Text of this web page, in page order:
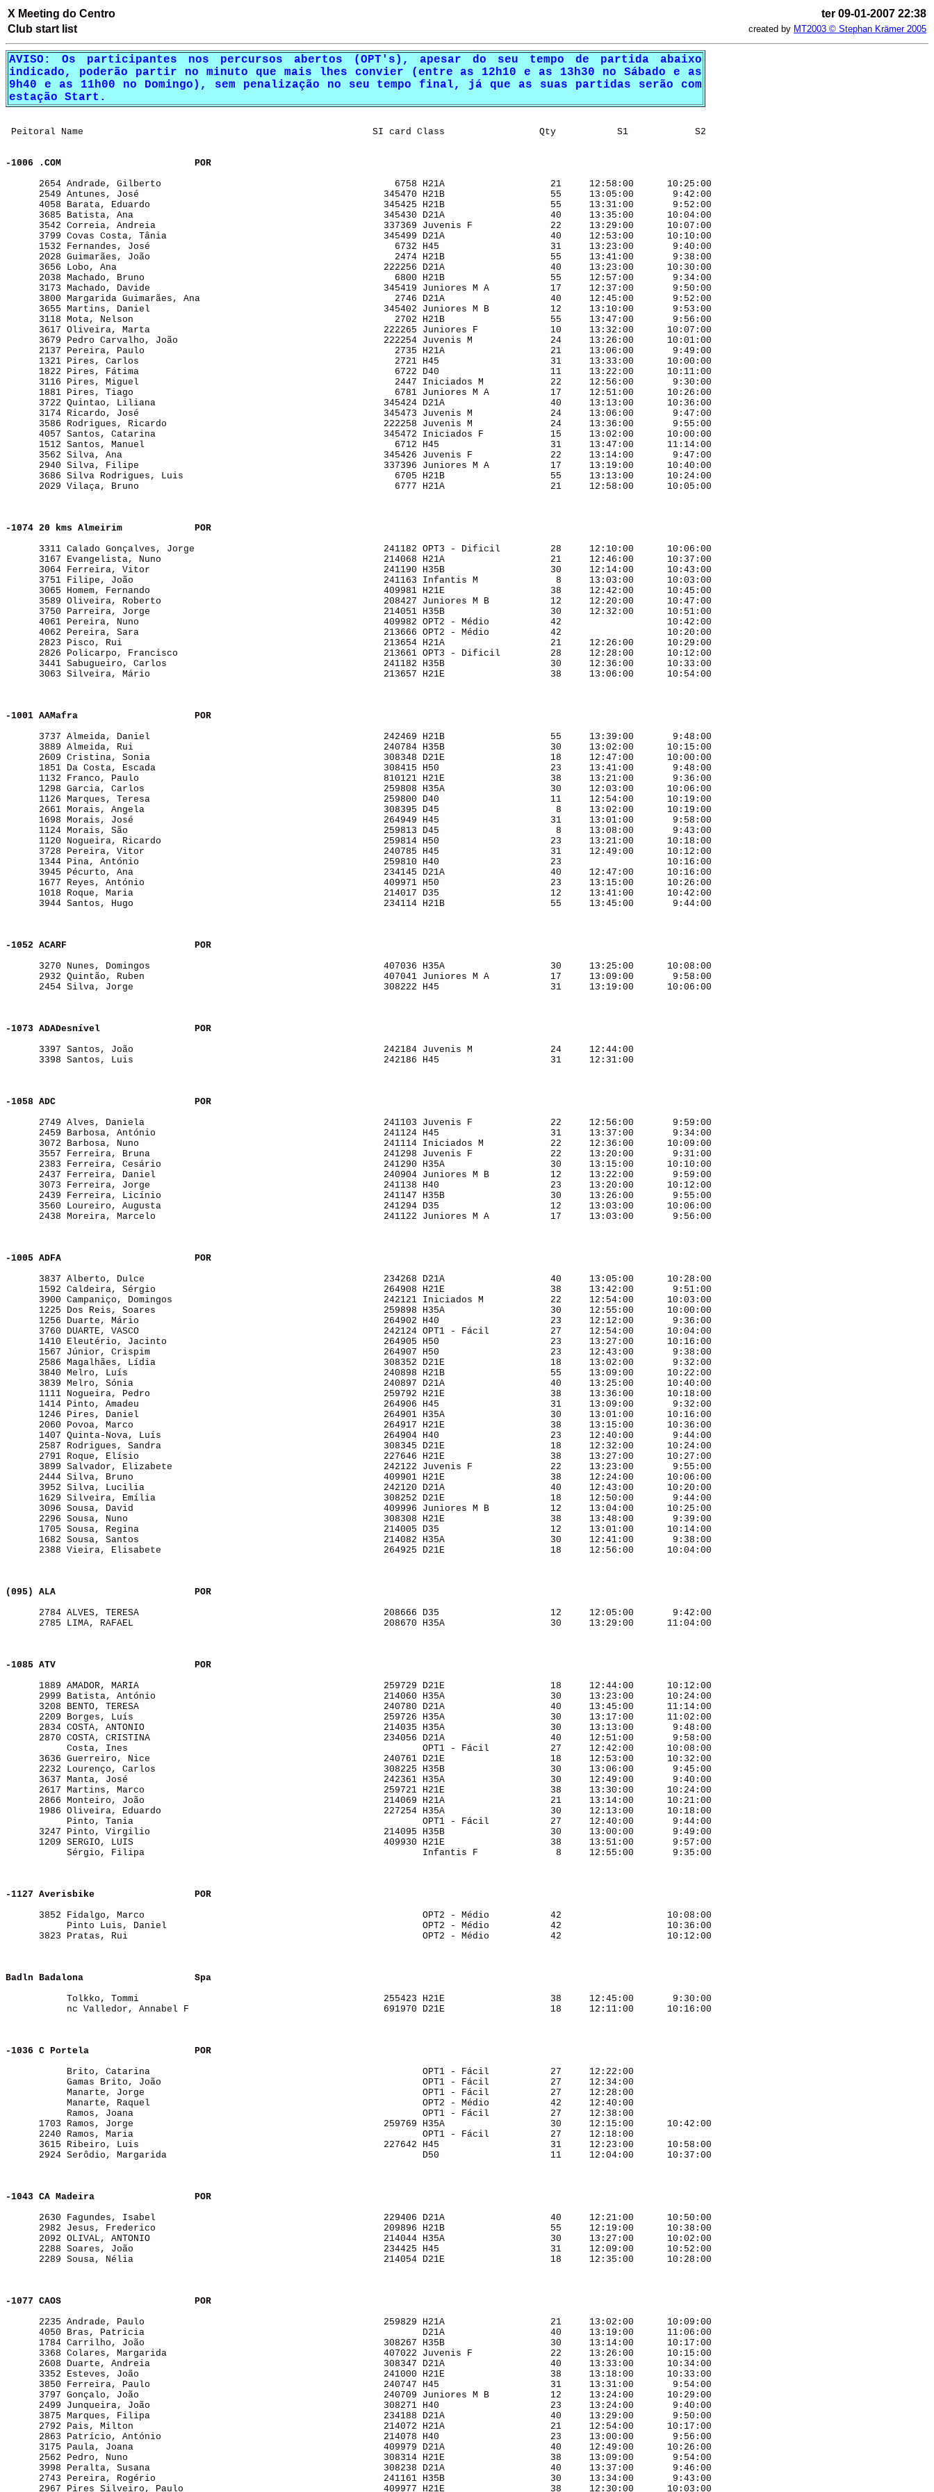
X Meeting do Centro
ter 09-01-2007 22:38
Club start list
created by MT2003 © Stephan Krämer 2005
AVISO: Os participantes nos percursos abertos (OPT's), apesar do seu tempo de partida abaixo
indicado, poderão partir no minuto que mais lhes convier (entre as 12h10 e as 13h30 no Sábado e as
9h40 e as 11h00 no Domingo), sem penalização no seu tempo final, já que as suas partidas serão com
estação Start.
Peitoral Name                                                    SI card Class                 Qty           S1            S2
-1006 .COM
POR
      2654 Andrade, Gilberto                                          6758 H21A                   21     12:58:00      10:25:00
      2549 Antunes, José                                            345470 H21B                   55     13:05:00       9:42:00
      4058 Barata, Eduardo                                          345425 H21B                   55     13:31:00       9:52:00
      3685 Batista, Ana                                             345430 D21A                   40     13:35:00      10:04:00
      3542 Correia, Andreia                                         337369 Juvenis F              22     13:29:00      10:07:00
      3799 Covas Costa, Tânia                                       345499 D21A                   40     12:53:00      10:10:00
      1532 Fernandes, José                                            6732 H45                    31     13:23:00       9:40:00
      2028 Guimarães, João                                            2474 H21B                   55     13:41:00       9:38:00
      3656 Lobo, Ana                                                222256 D21A                   40     13:23:00      10:30:00
      2038 Machado, Bruno                                             6800 H21B                   55     12:57:00       9:34:00
      3173 Machado, Davide                                          345419 Juniores M A           17     12:37:00       9:50:00
      3800 Margarida Guimarães, Ana                                   2746 D21A                   40     12:45:00       9:52:00
      3655 Martins, Daniel                                          345402 Juniores M B           12     13:10:00       9:53:00
      3118 Mota, Nelson                                               2702 H21B                   55     13:47:00       9:56:00
      3617 Oliveira, Marta                                          222265 Juniores F             10     13:32:00      10:07:00
      3679 Pedro Carvalho, João                                     222254 Juvenis M              24     13:26:00      10:01:00
      2137 Pereira, Paulo                                             2735 H21A                   21     13:06:00       9:49:00
      1321 Pires, Carlos                                              2721 H45                    31     13:33:00      10:00:00
      1822 Pires, Fátima                                              6722 D40                    11     13:22:00      10:11:00
      3116 Pires, Miguel                                              2447 Iniciados M            22     12:56:00       9:30:00
      1881 Pires, Tiago                                               6781 Juniores M A           17     12:51:00      10:26:00
      3722 Quintao, Liliana                                         345424 D21A                   40     13:13:00      10:36:00
      3174 Ricardo, José                                            345473 Juvenis M              24     13:06:00       9:47:00
      3586 Rodrigues, Ricardo                                       222258 Juvenis M              24     13:36:00       9:55:00
      4057 Santos, Catarina                                         345472 Iniciados F            15     13:02:00      10:00:00
      1512 Santos, Manuel                                             6712 H45                    31     13:47:00      11:14:00
      3562 Silva, Ana                                               345426 Juvenis F              22     13:14:00       9:47:00
      2940 Silva, Filipe                                            337396 Juniores M A           17     13:19:00      10:40:00
      3686 Silva Rodrigues, Luis                                      6705 H21B                   55     13:13:00      10:24:00
      2029 Vilaça, Bruno                                              6777 H21A                   21     12:58:00      10:05:00
-1074 20 kms Almeirim
POR
      3311 Calado Gonçalves, Jorge                                  241182 OPT3 - Dificil         28     12:10:00      10:06:00
      3167 Evangelista, Nuno                                        214068 H21A                   21     12:46:00      10:37:00
      3064 Ferreira, Vitor                                          241190 H35B                   30     12:14:00      10:43:00
      3751 Filipe, João                                             241163 Infantis M              8     13:03:00      10:03:00
      3065 Homem, Fernando                                          409981 H21E                   38     12:42:00      10:45:00
      3589 Oliveira, Roberto                                        208427 Juniores M B           12     12:20:00      10:47:00
      3750 Parreira, Jorge                                          214051 H35B                   30     12:32:00      10:51:00
      4061 Pereira, Nuno                                            409982 OPT2 - Médio           42                   10:42:00
      4062 Pereira, Sara                                            213666 OPT2 - Médio           42                   10:20:00
      2823 Pisco, Rui                                               213654 H21A                   21     12:26:00      10:29:00
      2826 Policarpo, Francisco                                     213661 OPT3 - Dificil         28     12:28:00      10:12:00
      3441 Sabugueiro, Carlos                                       241182 H35B                   30     12:36:00      10:33:00
      3063 Silveira, Mário                                          213657 H21E                   38     13:06:00      10:54:00
-1001 AAMafra
POR
      3737 Almeida, Daniel                                          242469 H21B                   55     13:39:00       9:48:00
      3889 Almeida, Rui                                             240784 H35B                   30     13:02:00      10:15:00
      2609 Cristina, Sonia                                          308348 D21E                   18     12:47:00      10:00:00
      1851 Da Costa, Escada                                         308415 H50                    23     13:41:00       9:48:00
      1132 Franco, Paulo                                            810121 H21E                   38     13:21:00       9:36:00
      1298 Garcia, Carlos                                           259808 H35A                   30     12:03:00      10:06:00
      1126 Marques, Teresa                                          259800 D40                    11     12:54:00      10:19:00
      2661 Morais, Angela                                           308395 D45                     8     13:02:00      10:19:00
      1698 Morais, José                                             264949 H45                    31     13:01:00       9:58:00
      1124 Morais, São                                              259813 D45                     8     13:08:00       9:43:00
      1120 Nogueira, Ricardo                                        259814 H50                    23     13:21:00      10:18:00
      3728 Pereira, Vitor                                           240785 H45                    31     12:49:00      10:12:00
      1344 Pina, António                                            259810 H40                    23                   10:16:00
      3945 Pécurto, Ana                                             234145 D21A                   40     12:47:00      10:16:00
      1677 Reyes, António                                           409971 H50                    23     13:15:00      10:26:00
      1018 Roque, Maria                                             214017 D35                    12     13:41:00      10:42:00
      3944 Santos, Hugo                                             234114 H21B                   55     13:45:00       9:44:00
-1052 ACARF
POR
      3270 Nunes, Domingos                                          407036 H35A                   30     13:25:00      10:08:00
      2932 Quintão, Ruben                                           407041 Juniores M A           17     13:09:00       9:58:00
      2454 Silva, Jorge                                             308222 H45                    31     13:19:00      10:06:00
-1073 ADADesnível
POR
      3397 Santos, João                                             242184 Juvenis M              24     12:44:00
      3398 Santos, Luis                                             242186 H45                    31     12:31:00
-1058 ADC
POR
      2749 Alves, Daniela                                           241103 Juvenis F              22     12:56:00       9:59:00
      2459 Barbosa, António                                         241124 H45                    31     13:37:00       9:34:00
      3072 Barbosa, Nuno                                            241114 Iniciados M            22     12:36:00      10:09:00
      3557 Ferreira, Bruna                                          241298 Juvenis F              22     13:20:00       9:31:00
      2383 Ferreira, Cesário                                        241290 H35A                   30     13:15:00      10:10:00
      2437 Ferreira, Daniel                                         240904 Juniores M B           12     13:22:00       9:59:00
      3073 Ferreira, Jorge                                          241138 H40                    23     13:20:00      10:12:00
      2439 Ferreira, Licínio                                        241147 H35B                   30     13:26:00       9:55:00
      3560 Loureiro, Augusta                                        241294 D35                    12     13:03:00      10:06:00
      2438 Moreira, Marcelo                                         241122 Juniores M A           17     13:03:00       9:56:00
-1005 ADFA
POR
      3837 Alberto, Dulce                                           234268 D21A                   40     13:05:00      10:28:00
      1592 Caldeira, Sérgio                                         264908 H21E                   38     13:42:00       9:51:00
      3900 Campaniço, Domingos                                      242121 Iniciados M            22     12:54:00      10:03:00
      1225 Dos Reis, Soares                                         259898 H35A                   30     12:55:00      10:00:00
      1256 Duarte, Mário                                            264902 H40                    23     12:12:00       9:36:00
      3760 DUARTE, VASCO                                            242124 OPT1 - Fácil           27     12:54:00      10:04:00
      1410 Eleutério, Jacinto                                       264905 H50                    23     13:27:00      10:16:00
      1567 Júnior, Crispim                                          264907 H50                    23     12:43:00       9:38:00
      2586 Magalhães, Lídia                                         308352 D21E                   18     13:02:00       9:32:00
      3840 Melro, Luís                                              240898 H21B                   55     13:09:00      10:22:00
      3839 Melro, Sónia                                             240897 D21A                   40     13:25:00      10:40:00
      1111 Nogueira, Pedro                                          259792 H21E                   38     13:36:00      10:18:00
      1414 Pinto, Amadeu                                            264906 H45                    31     13:09:00       9:32:00
      1246 Pires, Daniel                                            264901 H35A                   30     13:01:00      10:16:00
      2060 Povoa, Marco                                             264917 H21E                   38     13:15:00      10:36:00
      1407 Quinta-Nova, Luís                                        264904 H40                    23     12:40:00       9:44:00
      2587 Rodrigues, Sandra                                        308345 D21E                   18     12:32:00      10:24:00
      2791 Roque, Elísio                                            227646 H21E                   38     13:27:00      10:27:00
      3899 Salvador, Elizabete                                      242122 Juvenis F              22     13:23:00       9:55:00
      2444 Silva, Bruno                                             409901 H21E                   38     12:24:00      10:06:00
      3952 Silva, Lucilia                                           242120 D21A                   40     12:43:00      10:20:00
      1629 Silveira, Emília                                         308252 D21E                   18     12:50:00       9:44:00
      3096 Sousa, David                                             409996 Juniores M B           12     13:04:00      10:25:00
      2296 Sousa, Nuno                                              308308 H21E                   38     13:48:00       9:39:00
      1705 Sousa, Regina                                            214005 D35                    12     13:01:00      10:14:00
      1682 Sousa, Santos                                            214082 H35A                   30     12:41:00       9:38:00
      2388 Vieira, Elisabete                                        264925 D21E                   18     12:56:00      10:04:00
(095) ALA
POR
      2784 ALVES, TERESA                                            208666 D35                    12     12:05:00       9:42:00
      2785 LIMA, RAFAEL                                             208670 H35A                   30     13:29:00      11:04:00
-1085 ATV
POR
      1889 AMADOR, MARIA                                            259729 D21E                   18     12:44:00      10:12:00
      2999 Batista, António                                         214060 H35A                   30     13:23:00      10:24:00
      3208 BENTO, TERESA                                            240780 D21A                   40     13:45:00      11:14:00
      2209 Borges, Luís                                             259726 H35A                   30     13:17:00      11:02:00
      2834 COSTA, ANTONIO                                           214035 H35A                   30     13:13:00       9:48:00
      2870 COSTA, CRISTINA                                          234056 D21A                   40     12:51:00       9:58:00
           Costa, Ines                                                     OPT1 - Fácil           27     12:42:00      10:08:00
      3636 Guerreiro, Nice                                          240761 D21E                   18     12:53:00      10:32:00
      2232 Lourenço, Carlos                                         308225 H35B                   30     13:06:00       9:45:00
      3637 Manta, José                                              242361 H35A                   30     12:49:00       9:40:00
      2617 Martins, Marco                                           259721 H21E                   38     13:30:00      10:24:00
      2866 Monteiro, João                                           214069 H21A                   21     13:14:00      10:21:00
      1986 Oliveira, Eduardo                                        227254 H35A                   30     12:13:00      10:18:00
           Pinto, Tania                                                    OPT1 - Fácil           27     12:40:00       9:44:00
      3247 Pinto, Virgilio                                          214095 H35B                   30     13:00:00       9:49:00
      1209 SERGIO, LUIS                                             409930 H21E                   38     13:51:00       9:57:00
           Sérgio, Filipa                                                  Infantis F              8     12:55:00       9:35:00
-1127 Averisbike
POR
      3852 Fidalgo, Marco                                                  OPT2 - Médio           42                   10:08:00
           Pinto Luis, Daniel                                              OPT2 - Médio           42                   10:36:00
      3823 Pratas, Rui                                                     OPT2 - Médio           42                   10:12:00
Badln Badalona
Spa
           Tolkko, Tommi                                            255423 H21E                   38     12:45:00       9:30:00
           nc Valledor, Annabel F                                   691970 D21E                   18     12:11:00      10:16:00
-1036 C Portela
POR
           Brito, Catarina                                                 OPT1 - Fácil           27     12:22:00
           Gamas Brito, João                                               OPT1 - Fácil           27     12:34:00
           Manarte, Jorge                                                  OPT1 - Fácil           27     12:28:00
           Manarte, Raquel                                                 OPT2 - Médio           42     12:40:00
           Ramos, Joana                                                    OPT1 - Fácil           27     12:38:00
      1703 Ramos, Jorge                                             259769 H35A                   30     12:15:00      10:42:00
      2240 Ramos, Maria                                                    OPT1 - Fácil           27     12:18:00
      3615 Ribeiro, Luis                                            227642 H45                    31     12:23:00      10:58:00
      2924 Serôdio, Margarida                                              D50                    11     12:04:00      10:37:00
-1043 CA Madeira
POR
      2630 Fagundes, Isabel                                         229406 D21A                   40     12:21:00      10:50:00
      2982 Jesus, Frederico                                         209896 H21B                   55     12:19:00      10:38:00
      2092 OLIVAL, ANTONIO                                          214044 H35A                   30     13:27:00      10:02:00
      2288 Soares, João                                             234425 H45                    31     12:09:00      10:52:00
      2289 Sousa, Nélia                                             214054 D21E                   18     12:35:00      10:28:00
-1077 CAOS
POR
      2235 Andrade, Paulo                                           259829 H21A                   21     13:02:00      10:09:00
      4050 Bras, Patricia                                                  D21A                   40     13:19:00      11:06:00
      1784 Carrilho, João                                           308267 H35B                   30     13:14:00      10:17:00
      3368 Colares, Margarida                                       407022 Juvenis F              22     13:26:00      10:15:00
      2608 Duarte, Andreia                                          308347 D21A                   40     13:33:00      10:34:00
      3352 Esteves, João                                            241000 H21E                   38     13:18:00      10:33:00
      3850 Ferreira, Paulo                                          240747 H45                    31     13:31:00       9:54:00
      3797 Gonçalo, João                                            240709 Juniores M B           12     13:24:00      10:29:00
      2499 Junqueira, João                                          308271 H40                    23     13:24:00       9:40:00
      3875 Marques, Filipa                                          234188 D21A                   40     13:29:00       9:50:00
      2792 Pais, Milton                                             214072 H21A                   21     12:54:00      10:17:00
      2863 Patrício, António                                        214078 H40                    23     13:00:00       9:56:00
      3175 Paula, Joana                                             409979 D21A                   40     12:49:00      10:26:00
      2562 Pedro, Nuno                                              308314 H21E                   38     13:09:00       9:54:00
      3998 Peralta, Susana                                          308238 D21A                   40     13:37:00       9:46:00
      2743 Pereira, Rogério                                         241161 H35B                   30     13:34:00       9:43:00
      2967 Pires Silveiro, Paulo                                    409977 H21E                   38     12:30:00      10:03:00